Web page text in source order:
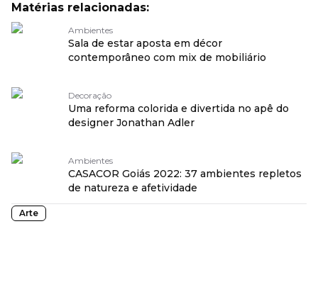
Matérias relacionadas:
Ambientes
Sala de estar aposta em décor
contemporâneo com mix de mobiliário
Decoração
Uma reforma colorida e divertida no apê do
designer Jonathan Adler
Ambientes
CASACOR Goiás 2022: 37 ambientes repletos
de natureza e afetividade
Arte